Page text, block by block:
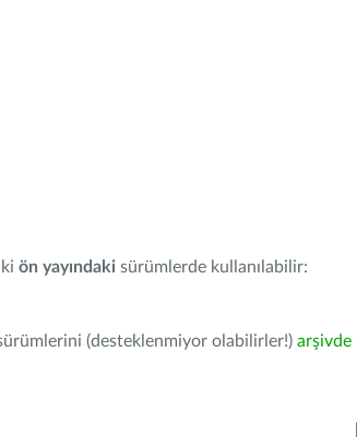
ön yayındaki sürümlerde kullanılabilir:
(desteklenmiyor olabilirler!) arşivde